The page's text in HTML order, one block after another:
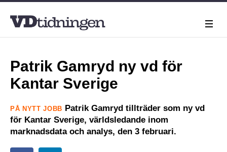
Patrik Gamryd ny vd för
Kantar Sverige
PÅ NYTT JOBB Patrik Gamryd tillträder som ny vd
för Kantar Sverige, världsledande inom
marknadsdata och analys, den 3 februari.